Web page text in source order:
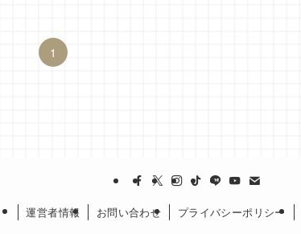
1
運営者情報 お問い合わせ プライバシーポリシー